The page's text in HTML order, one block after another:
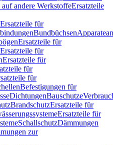
andere WerkstoffeErsatzteile
Ersatzteile für
Bundbüchsen
Ersatzteile für
Ersatzteile für
Ersatzteile für
für
für
Befestigungen für
DichtungenBauschutze
BrandschutzErsatzteile für
Ersatzteile für
SchallschutzDämmungen
zur